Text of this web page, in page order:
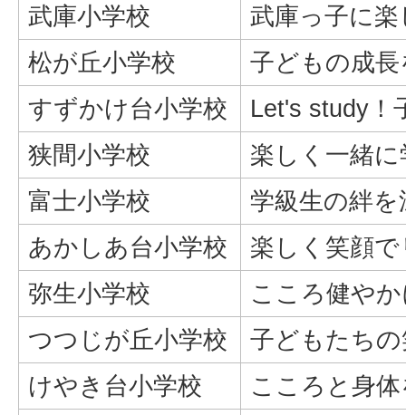
武庫小学校
武庫っ子に
松が丘小学校
子どもの成
すずかけ台小学校
Let's study！
狭間小学校
楽しく一緒
富士小学校
学級生の絆
あかしあ台小学校
楽しく笑顔
弥生小学校
こころ健や
つつじが丘小学校
子どもたち
けやき台小学校
こころと身